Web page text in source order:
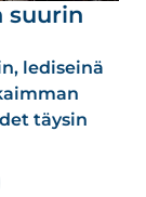
suurin
lediseinä
täysin